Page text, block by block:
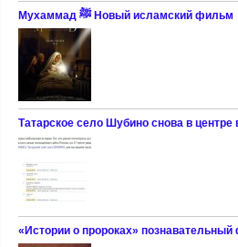
Мухаммад ﷺ Новый исламский фильм
Татарское село Шубино снова в центре
«Истории о пророках»